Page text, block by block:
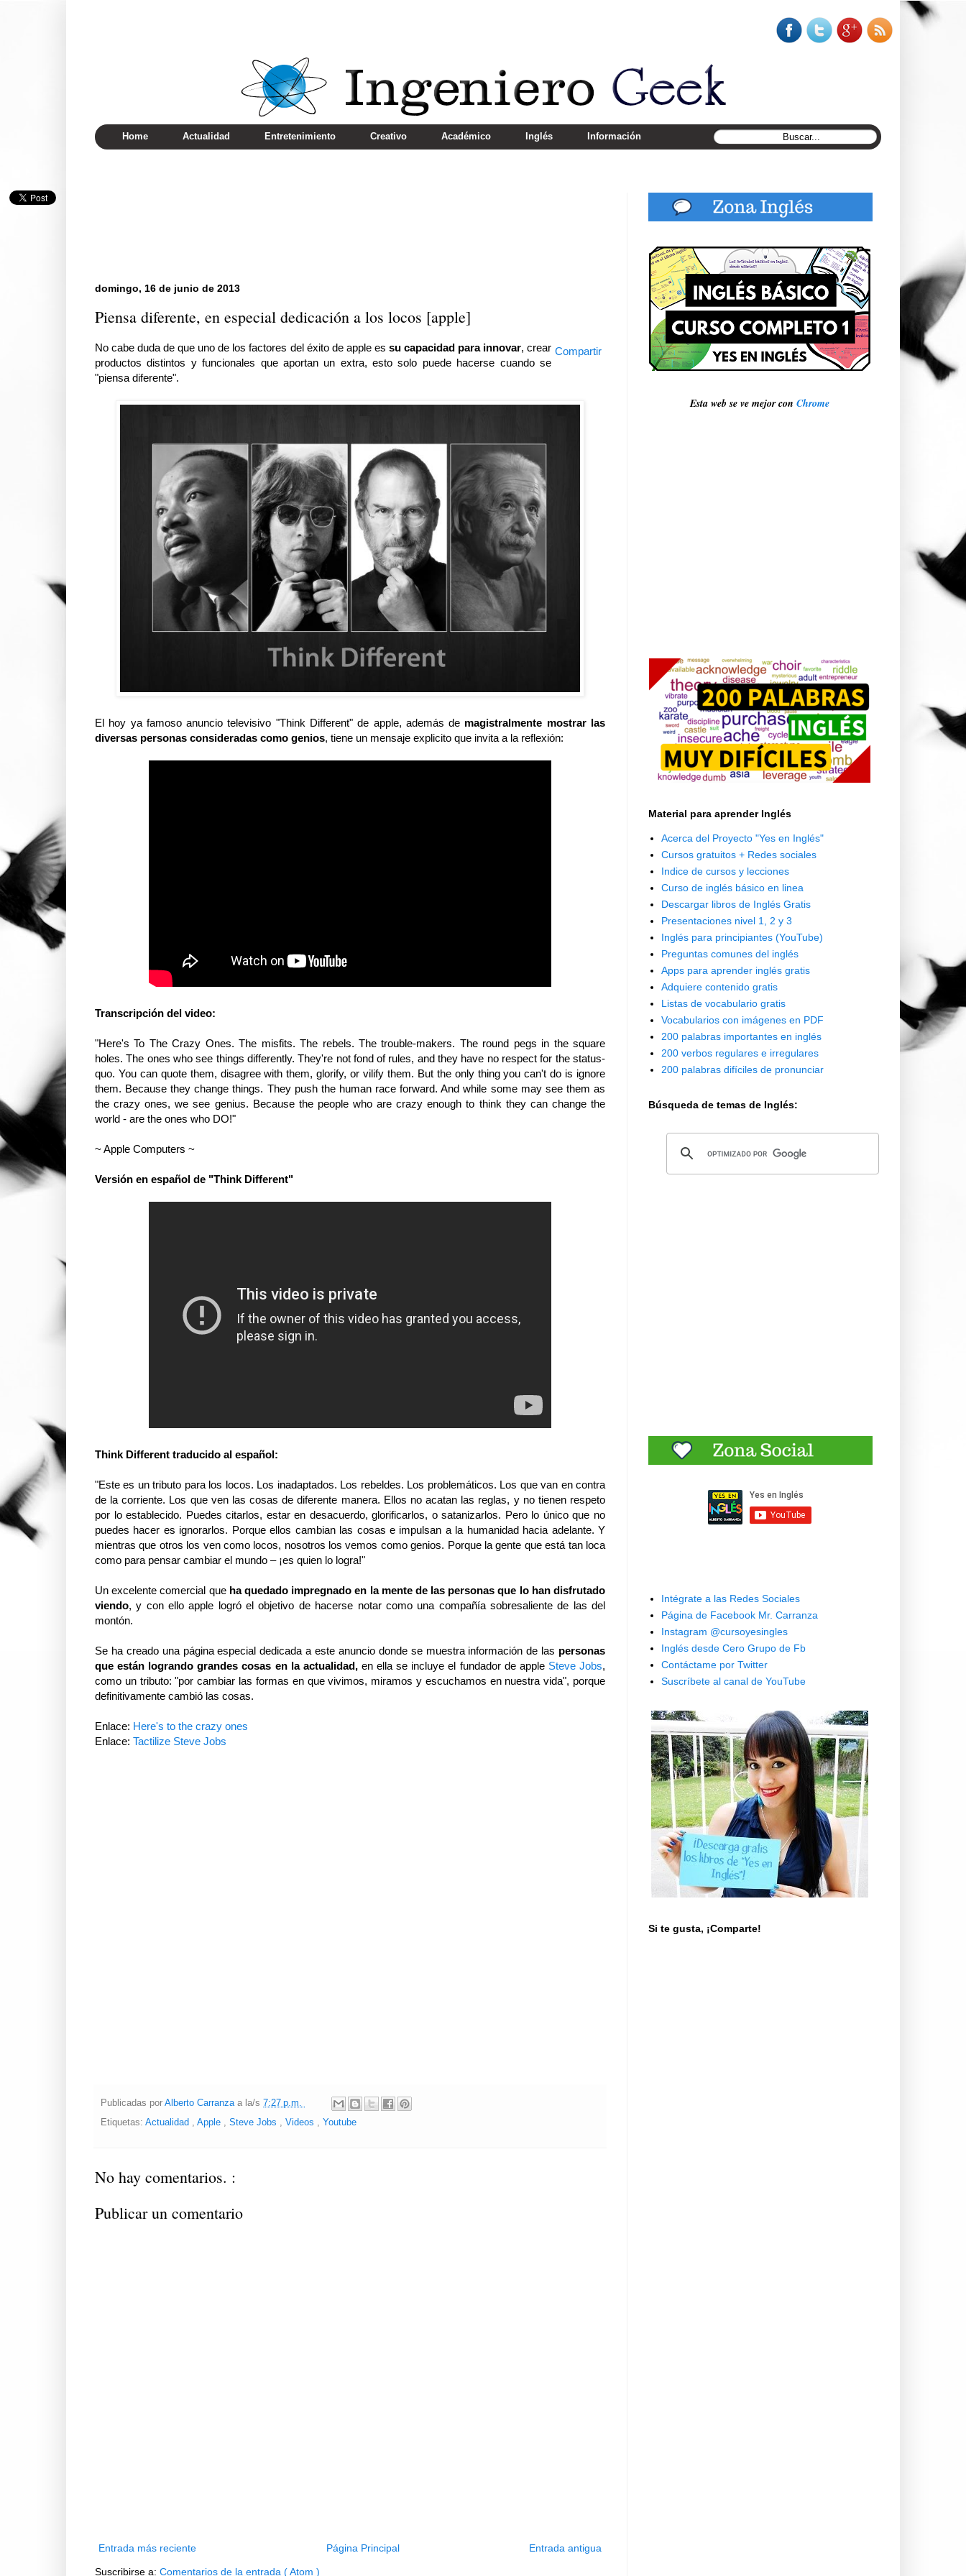
Home Actualidad Entretenimiento Creativo Académico Inglés Información
domingo, 16 de junio de 2013
Piensa diferente, en especial dedicación a los locos [apple]
Compartir
No cabe duda de que uno de los factores del éxito de apple es su capacidad para innovar, crear
productos distintos y funcionales que aportan un extra, esto solo puede hacerse cuando se
"piensa diferente".
El hoy ya famoso anuncio televisivo "Think Different" de apple, además de magistralmente mostrar las
diversas personas consideradas como genios, tiene un mensaje explicito que invita a la reflexión:
Transcripción del video:
"Here's To The Crazy Ones. The misfits. The rebels. The trouble-makers. The round pegs in the square
holes. The ones who see things differently. They're not fond of rules, and they have no respect for the status-
quo. You can quote them, disagree with them, glorify, or vilify them. But the only thing you can't do is ignore
them. Because they change things. They push the human race forward. And while some may see them as
the crazy ones, we see genius. Because the people who are crazy enough to think they can change the
world - are the ones who DO!"
~ Apple Computers ~
Versión en español de "Think Different"
Think Different traducido al español:
"Este es un tributo para los locos. Los inadaptados. Los rebeldes. Los problemáticos. Los que van en contra
de la corriente. Los que ven las cosas de diferente manera. Ellos no acatan las reglas, y no tienen respeto
por lo establecido. Puedes citarlos, estar en desacuerdo, glorificarlos, o satanizarlos. Pero lo único que no
puedes hacer es ignorarlos. Porque ellos cambian las cosas e impulsan a la humanidad hacia adelante. Y
mientras que otros los ven como locos, nosotros los vemos como genios. Porque la gente que está tan loca
como para pensar cambiar el mundo – ¡es quien lo logra!"
Un excelente comercial que ha quedado impregnado en la mente de las personas que lo han disfrutado
viendo, y con ello apple logró el objetivo de hacerse notar como una compañía sobresaliente de las del
montón.
Se ha creado una página especial dedicada a este anuncio donde se muestra información de las personas
que están logrando grandes cosas en la actualidad,en ella se incluye el fundador de apple Steve Jobs,
como un tributo: "por cambiar las formas en que vivimos, miramos y escuchamos en nuestra vida", porque
definitivamente cambió las cosas.
Enlace: Here's to the crazy ones
Enlace: Tactilize Steve Jobs
Publicadas por Alberto Carranza a la/s 7:27 p.m.
Etiquetas: Actualidad Apple Steve Jobs Videos Youtube
No hay comentarios. :
Publicar un comentario
Entrada más reciente Entrada antigua
Página Principal
Suscribirse a: Comentarios de la entrada ( Atom )
Esta web se ve mejor con Chrome
Material para aprender Inglés
Acerca del Proyecto "Yes en Inglés"
Cursos gratuitos + Redes sociales
Indice de cursos y lecciones
Curso de inglés básico en linea
Descargar libros de Inglés Gratis
Presentaciones nivel 1, 2 y 3
Inglés para principiantes (YouTube)
Preguntas comunes del inglés
Apps para aprender inglés gratis
Adquiere contenido gratis
Listas de vocabulario gratis
Vocabularios con imágenes en PDF
200 palabras importantes en inglés
200 verbos regulares e irregulares
200 palabras difíciles de pronunciar
Búsqueda de temas de Inglés:
Intégrate a las Redes Sociales
Página de Facebook Mr. Carranza
Instagram @cursoyesingles
Inglés desde Cero Grupo de Fb
Contáctame por Twitter
Suscríbete al canal de YouTube
Si te gusta, ¡Comparte!